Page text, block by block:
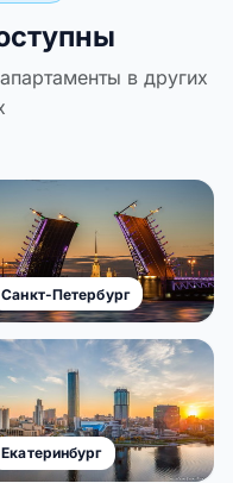
Екатеринбург
Нижний Новгород